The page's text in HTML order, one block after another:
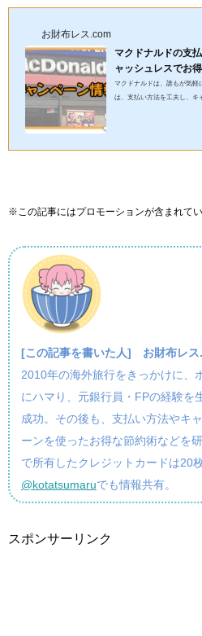
お財布レス.com
マクドナルドの支
ャッシュレスでお
マクドナルドは、誰もが気軽
は、支払い方法を工夫し、キ
※この記事にはプロモーションが含まれて
[この記事を書いた人] お財布レ
2010年の海外旅行をきっかけに、
にハマり、元銀行員・FPの経験を
成功。その後も、支払い方法やキ
ーンを使ったお得な節約術などを
で所有したクレジットカードは20
@kotatsumaruでも情報共有。
スポンサーリンク